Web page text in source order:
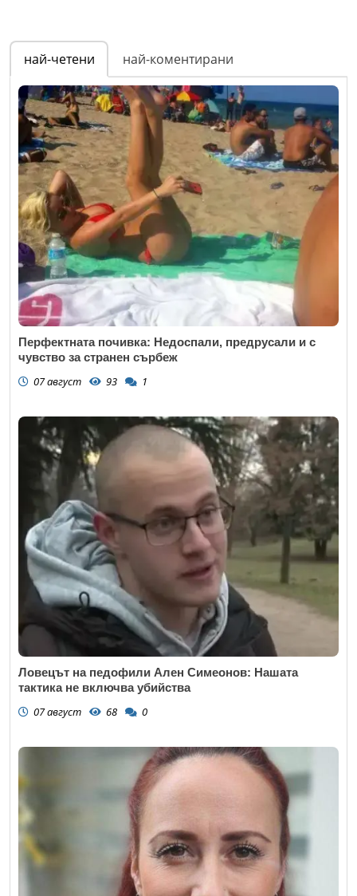
най-четени най-коментирани
Перфектната почивка: Недоспали, предрусали и с
чувство за странен сърбеж
07 август 93 1
Ловецът на педофили Ален Симеонов: Нашата
тактика не включва убийства
07 август 68 0